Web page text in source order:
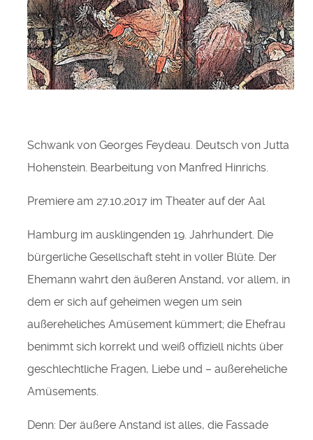
Schwank von Georges Feydeau. Deutsch von Jutta
Hohenstein. Bearbeitung von Manfred Hinrichs.
Premiere am 27.10.2017 im Theater auf der Aal
Hamburg im ausklingenden 19. Jahrhundert. Die
bürgerliche Gesellschaft steht in voller Blüte. Der
Ehemann wahrt den äußeren Anstand, vor allem, in
dem er sich auf geheimen wegen um sein
außereheliches Amüsement kümmert; die Ehefrau
benimmt sich korrekt und weiß offiziell nichts über
geschlechtliche Fragen, Liebe und – außereheliche
Amüsements.
Denn: Der äußere Anstand ist alles, die Fassade